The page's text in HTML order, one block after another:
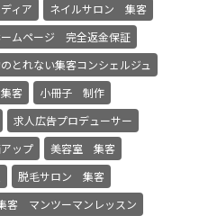
ィア
ネイルサロン 集客
ムページ 完全返金保証
とれない集客コンシェルジュ
客
小冊子 制作
求人広告プロデューサー
ップ
美容室 集客
脱毛サロン 集客
客 マンツーマンレッスン